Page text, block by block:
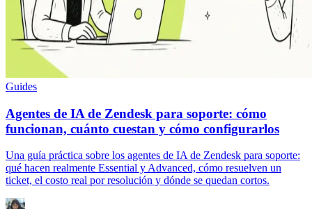
Guides
Agentes de IA de Zendesk para soporte: cómo
funcionan, cuánto cuestan y cómo configurarlos
Una guía práctica sobre los agentes de IA de Zendesk para soporte:
qué hacen realmente Essential y Advanced, cómo resuelven un
ticket, el costo real por resolución y dónde se quedan cortos.